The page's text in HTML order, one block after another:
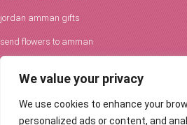
We value your privacy
We use cookies to enhance your
personalized ads or content, and
jordan amman gifts
send flowers to amman
افكار الورود والحفلات
توصيل ورود عمان
Flowers Delivery in Amman